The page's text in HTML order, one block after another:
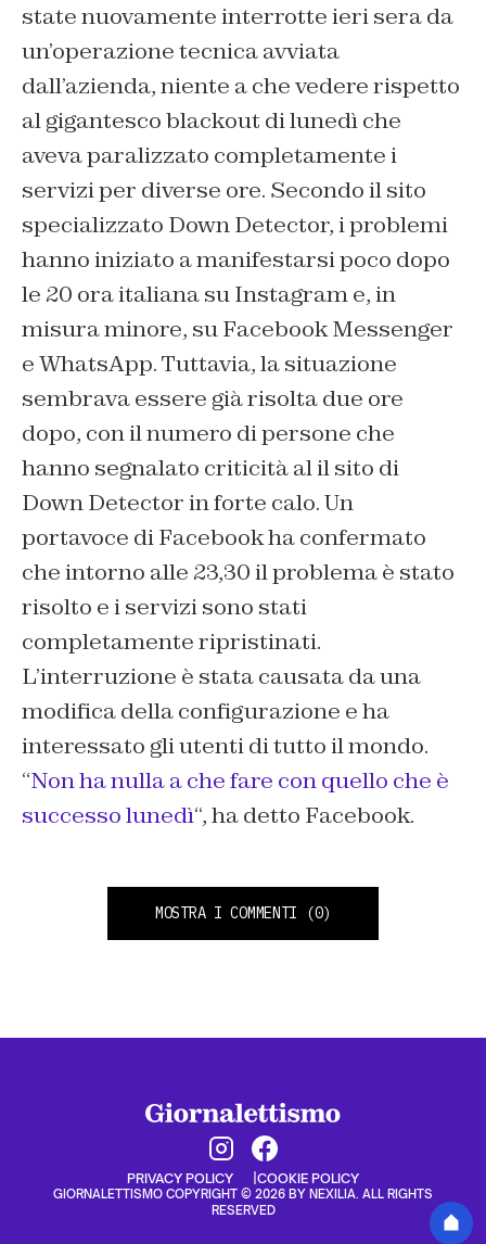
state nuovamente interrotte ieri sera da
un’operazione tecnica avviata
dall’azienda, niente a che vedere rispetto
al gigantesco blackout di lunedì che
aveva paralizzato completamente i
servizi per diverse ore. Secondo il sito
specializzato Down Detector, i problemi
hanno iniziato a manifestarsi poco dopo
le 20 ora italiana su Instagram e, in
misura minore, su Facebook Messenger
e WhatsApp. Tuttavia, la situazione
sembrava essere già risolta due ore
dopo, con il numero di persone che
hanno segnalato criticità al il sito di
Down Detector in forte calo. Un
portavoce di Facebook ha confermato
che intorno alle 23,30 il problema è stato
risolto e i servizi sono stati
completamente ripristinati.
L’interruzione è stata causata da una
modifica della configurazione e ha
interessato gli utenti di tutto il mondo.
“Non ha nulla a che fare con quello che è
successo lunedì“, ha detto Facebook.
MOSTRA I COMMENTI (0)
PRIVACY POLICY COOKIE POLICY
GIORNALETTISMO COPYRIGHT © 2026 BY NEXILIA. ALL RIGHTS
RESERVED